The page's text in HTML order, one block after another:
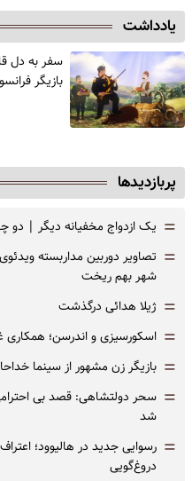
یادداشت
سفر به دل
‌بازیگر
پربازدیدها
= یک ازدواج مخفیانه دیگر | دو
= تصاویر دوربین مداربسته
شهر بهم ریخت
= ژیلا هدائی درگذشت
= اسکورسیزی و اندرسن؛ همکاری
= بازیگر زن مشهور از سینما
= سحر دولتشاهی: قصد بی
شد
= رسوایی جدید در هالیوود؛
دروغ‌گویی